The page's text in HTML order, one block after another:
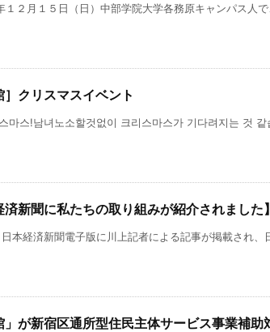
１２月１５日（日）中部学院大学各務原キャンパス人
］クリスマスイベント
마스!남녀노소할것없이 크리스마스가 기다려지는 것
済新聞に私たちの取り組みが紹介されました】
本経済新聞電子版に川上記者による記事が掲載され、
」が新宿区通所型住民主体サービス事業補助